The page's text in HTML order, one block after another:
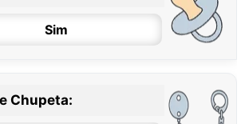
Sim
Chupeta: